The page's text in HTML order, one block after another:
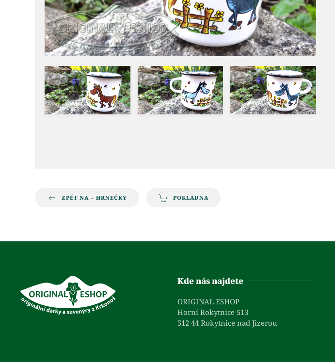
ZPĚT NA – HRNEČKY POKLADNA
Kde nás najdete
ORIGINAL ESHOP
Horní Rokytnice 513
512 44 Rokytnice nad Jizerou